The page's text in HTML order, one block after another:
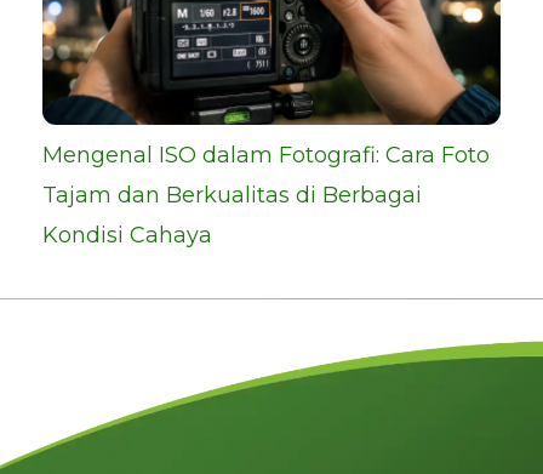
Mengenal ISO dalam Fotografi: Cara Foto
Tajam dan Berkualitas di Berbagai
Kondisi Cahaya